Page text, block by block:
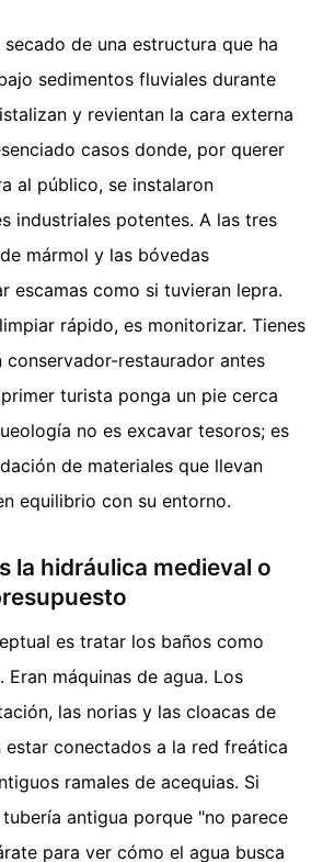
de una estructura que ha
sedimentos fluviales durante
y revientan la cara externa
casos donde, por querer
al público, se instalaron
industriales potentes. A las tres
mármol y las bóvedas
escamas como si tuvieran lepra.
rápido, es monitorizar. Tienes
restaurador antes
turista ponga un pie cerca
no es excavar tesoros; es
de materiales que llevan
equilibrio con su entorno.
la hidráulica medieval o
es tratar los baños como
máquinas de agua. Los
las norias y las cloacas de
estar conectados a la red freática
ramales de acequias. Si
antigua porque "no parece
para ver cómo el agua busca